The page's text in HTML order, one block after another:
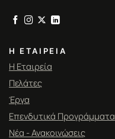
Η ΕΤΑΙΡΕΊΑ
Η Εταιρεία
Πελάτες
Έργα
Επενδυτικά Προγράμματα
Νέα - Ανακοινώσεις